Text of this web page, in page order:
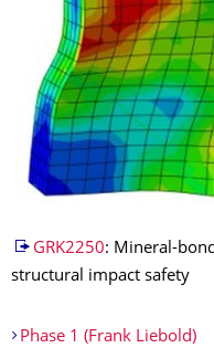
GRK2250: Mineral-
structural impact safety
Phase 1 (Frank Liebold)